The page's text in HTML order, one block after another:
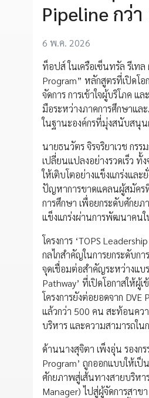
Pipeline กว่
6 พ.ค. 2026
ท็อปส์ ในเครือเซ็นทรัล รีเท
Program” หลักสูตรที่เปิดโ
จัดการ การเข้าใจผู้บริโภค แ
มือระหว่างภาคการศึกษาแ
ในฐานะองค์กรที่มุ่งสนับสนุ
นายธนวัตร จิรจริยาเวช กร
เปลี่ยนแปลงอย่างรวดเร็ว
ให้เติบโตอย่างแข็งแกร่งแล
ปัญหาการขาดแคลนผู้สมัคร
การศึกษา เพื่อยกระดับศักย
แข็งแกร่งผ่านการพัฒนาคน
โครงการ ‘TOPS
กลไกสำคัญในการยกระดับก
จุดเชื่อมต่อสำคัญระหว่างแบ
Pathway’ ที่เปิดโอกาสให้ผู้
โครงการยังต่อยอดจาก
แล้วกว่า 500 คน สะท้อนคว
บริหาร และความสามารถใน
ด้านนางสุจิตา เพ็งอุ่น รองก
Program’ ถูกออกแบบให้เ
ศักยภาพสู่เส้นทางสายบริหา
Manager) ไปสู่ผู้จัดการสาข